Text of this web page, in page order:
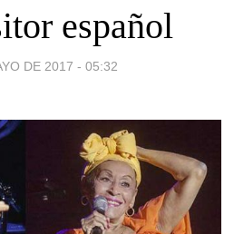
español
DE 2017 - 05:32